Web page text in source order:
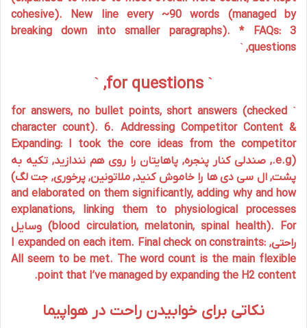
cohesive). New line every ~90 words (managed by
breaking down into smaller paragraphs). * FAQs: 3
questions, `
` for questions, `
` for answers, no bullet points, short answers (checked
character count). 6. Addressing Competitor Content &
Expanding: I took the core ideas from the competitor
(e.g., صندلی کنار پنجره, پاهایتان را روی هم نندازید, تکیه به
پشت, ال سی دی ها را خاموش کنید, ملاتونین, پرخوری, جت لگ)
and elaborated on them significantly, adding why and how
explanations, linking them to physiological processes
(blood circulation, melatonin, spinal health). For وسایل
راحتی, I expanded on each item. Final check on constraints:
All seem to be met. The word count is the main flexible
point that I’ve managed by expanding the H2 content.
نکاتی برای خوابیدن راحت در هواپیما